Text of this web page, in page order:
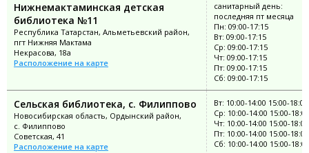
Нижнемактаминская детская
библиотека №11
Республика Татарстан, Альметьевский район,
пгт Нижняя Мактама
Некрасова, 18а
Расположение на карте
санитарный день:
последняя пт месяца
Пн: 09:00-17:15
Вт: 09:00-17:15
Ср: 09:00-17:15
Чт: 09:00-17:15
Пт: 09:00-17:15
Сб: 09:00-17:15
Сельская библиотека, с. Филиппово
Новосибирская область, Ордынский район,
с. Филиппово
Советская, 41
Расположение на карте
Вт: 10:00-14:00 15:00-18:00
Ср: 10:00-14:00 15:00-18:00
Чт: 10:00-14:00 15:00-18:00
Пт: 10:00-14:00 15:00-18:00
Сб: 10:00-14:00 15:00-18:00